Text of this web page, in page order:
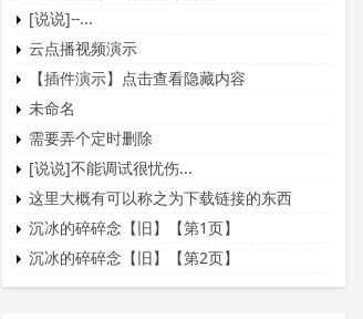
[说说]--...
云点播视频演示
【插件演示】点击查看隐藏内容
未命名
需要弄个定时删除
[说说]不能调试很忧伤...
这里大概有可以称之为下载链接的东西
沉冰的碎碎念【旧】【第1页】
沉冰的碎碎念【旧】【第2页】